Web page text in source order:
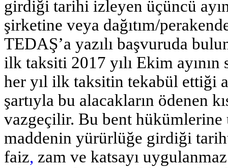
girdiği tarihi izleyen üçüncü
şirketine veya dağıtım/
TEDAŞ’a yazılı başvuruda
ilk taksiti 2017 yılı Ekim
her yıl ilk taksitin tekabül ettiği
şartıyla bu alacakların ödenen
vazgeçilir. Bu bent hükümlerine
maddenin yürürlüğe girdiği
faiz, zam ve katsayı